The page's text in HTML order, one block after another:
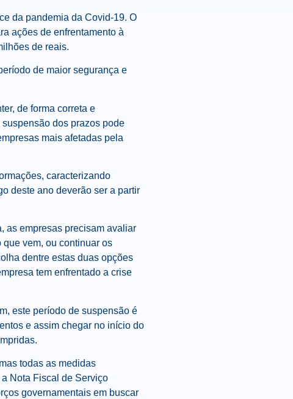
da pandemia da Covid-19. O
ações de enfrentamento à
de reais.
de maior segurança e
de forma correta e
dos prazos pode
mais afetadas pela
caracterizando
deste ano deverão ser a partir
as empresas precisam avaliar
vem, ou continuar os
dentre estas duas opções
tem enfrentado a crise
este período de suspensão é
e assim chegar no início do
todas as medidas
Nota Fiscal de Serviço
governamentais em buscar